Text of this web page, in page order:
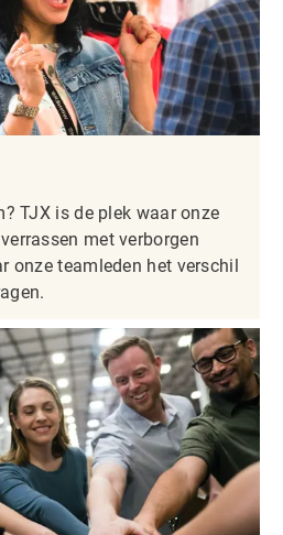
TJX is de plek waar onze
met verborgen
onze teamleden het verschil